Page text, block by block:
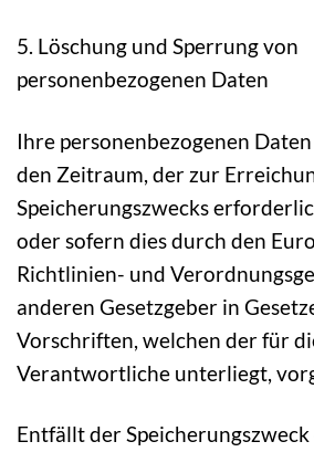
5. Löschung und Sperrung von
personenbezogenen Daten
Ihre personenbezogenen
den Zeitraum, der zur
Speicherungszwecks
oder sofern dies durch den
Richtlinien- und
anderen Gesetzgeber in
Vorschriften, welchen der für
Verantwortliche unterliegt,
Entfällt der